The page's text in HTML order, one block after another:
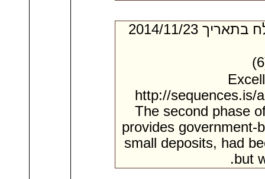
- מאת:‏ Donnie*. ‏ נשלח בתאריך ‏23/‏11/‏2014
http://sequences.is/
The second phase
provides government-
small deposits, had
but